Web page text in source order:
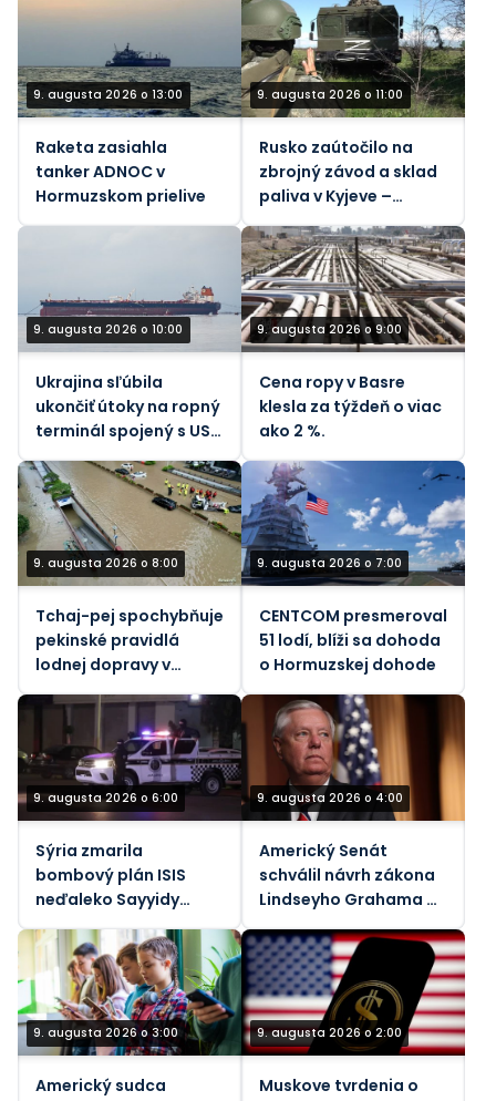
9. augusta 2026 o 13:00
Raketa zasiahla
tanker ADNOC v
Hormuzskom prielive
9. augusta 2026 o 11:00
Rusko zaútočilo na
zbrojný závod a sklad
paliva v Kyjeve –
ministerstvo obrany
9. augusta 2026 o 10:00
Ukrajina sľúbila
ukončiť útoky na ropný
terminál spojený s USA
9. augusta 2026 o 9:00
Cena ropy v Basre
klesla za týždeň o viac
ako 2 %.
9. augusta 2026 o 8:00
Tchaj-pej spochybňuje
pekinské pravidlá
lodnej dopravy v
Taiwanskom prielive
počas tajfúnu
9. augusta 2026 o 7:00
CENTCOM presmeroval
51 lodí, blíži sa dohoda
o Hormuzskej dohode
9. augusta 2026 o 6:00
Sýria zmarila
bombový plán ISIS
neďaleko Sayyidy
Zainab
9. augusta 2026 o 4:00
Americký Senát
schválil návrh zákona
Lindseyho Grahama o
sankciách voči Rusku
9. augusta 2026 o 3:00
Americký sudca
9. augusta 2026 o 2:00
Muskove tvrdenia o